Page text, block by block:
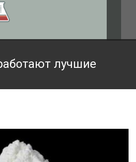
лучшие